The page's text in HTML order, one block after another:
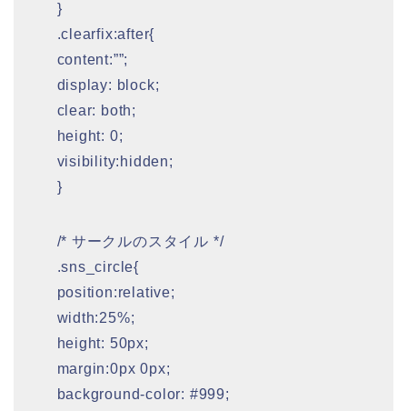
}
.clearfix:after{
content:””;
display: block;
clear: both;
height: 0;
visibility:hidden;
}
/* サークルのスタイル */
.sns_circle{
position:relative;
width:25%;
height: 50px;
margin:0px 0px;
background-color: #999;